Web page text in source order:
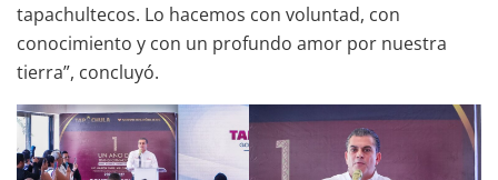
tapachultecos. Lo hacemos con voluntad, con
conocimiento y con un profundo amor por nuestra
tierra”, concluyó.